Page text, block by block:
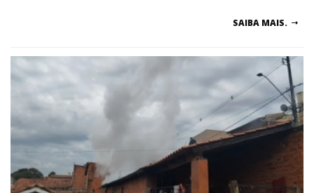
SAIBA MAIS.